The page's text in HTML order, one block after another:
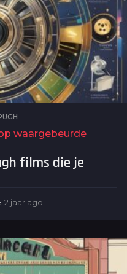
waargebeurde
films die je
2 jaar ago
a
r
a